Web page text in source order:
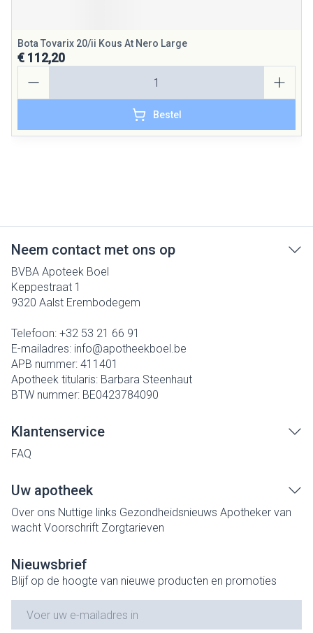
Bota Tovarix 20/ii Kous At Nero Large
€ 112,20
Bestel
Neem contact met ons op
BVBA Apoteek Boel
Keppestraat 1
9320 Aalst Erembodegem
Telefoon: +32 53 21 66 91
E-mailadres: info@apotheekboel.be
APB nummer: 411401
Apotheek titularis: Barbara Steenhaut
BTW nummer: BE0423784090
Klantenservice
FAQ
Uw apotheek
Over ons Nuttige links Gezondheidsnieuws Apotheker van
wacht Voorschrift Zorgtarieven
Nieuwsbrief
Blijf op de hoogte van nieuwe producten en promoties